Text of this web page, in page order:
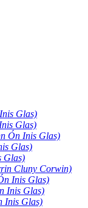
Glas)
Glas)
Ón Inis Glas)
Glas)
Glas)
Cluny Corwin)
Inis Glas)
Inis Glas)
Inis Glas)